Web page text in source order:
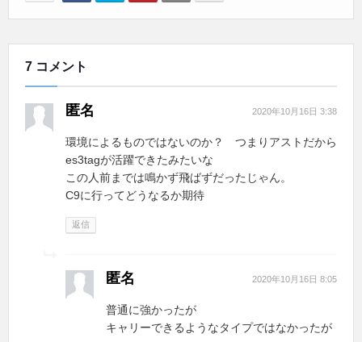
7 コメント
匿名 2020年10月16日 3:38
環境によるものではないのか？ つまりアストだから
es3tagが活躍できたみたいな
この人前までは鳴かず飛ばずだったじゃん。
C9に行ってどうなるか期待
返信
匿名 2020年10月16日 8:05
普通に強かったが
キャリーできるようなタイプではなかったが